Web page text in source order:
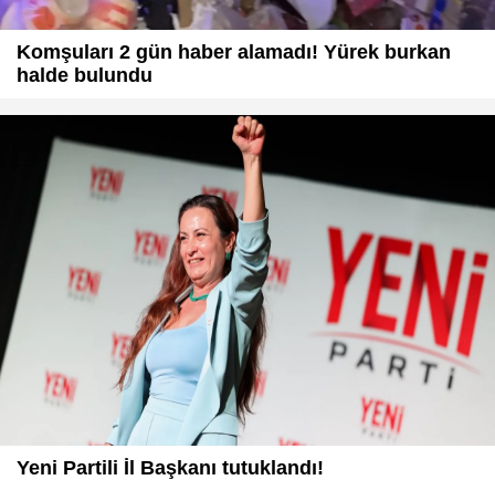
Komşuları 2 gün haber alamadı! Yürek burkan
halde bulundu
Yeni Partili İl Başkanı tutuklandı!